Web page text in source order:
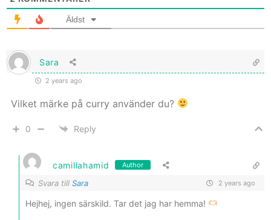
Äldst
Sara
2 years ago
Vilket märke på curry använder du?
0 Reply
camillahamid Author
Svara till Sara 2 years ago
Hejhej, ingen särskild. Tar det jag har hemma!